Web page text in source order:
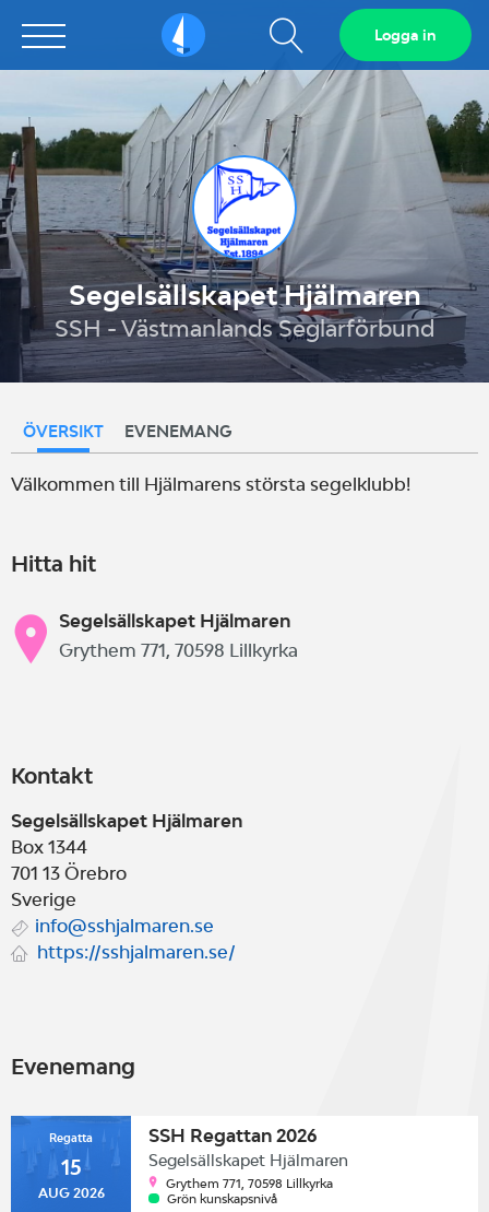
Sailarena Visa
sökfält
Logga in
Segelsällskapet Hjälmaren
SSH - Västmanlands Seglarförbund
ÖVERSIKT EVENEMANG
Välkommen till Hjälmarens största segelklubb!
Hitta hit
Segelsällskapet Hjälmaren
Grythem 771, 70598 Lillkyrka
Kontakt
Segelsällskapet Hjälmaren
Box 1344
701 13 Örebro
Sverige
info@sshjalmaren.se
https://sshjalmaren.se/
Evenemang
Regatta
15
AUG 2026
SSH Regattan 2026
Segelsällskapet Hjälmaren
Grythem 771, 70598 Lillkyrka
Grön kunskapsnivå